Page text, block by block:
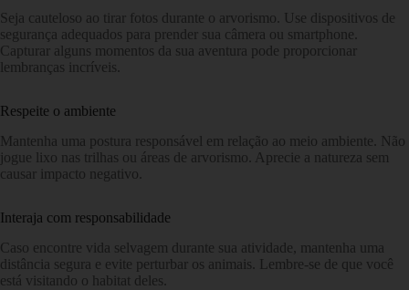
Seja cauteloso ao tirar fotos durante o arvorismo. Use dispositivos de
segurança adequados para prender sua câmera ou smartphone.
Capturar alguns momentos da sua aventura pode proporcionar
lembranças incríveis.
Respeite o ambiente
Mantenha uma postura responsável em relação ao meio ambiente. Não
jogue lixo nas trilhas ou áreas de arvorismo. Aprecie a natureza sem
causar impacto negativo.
Interaja com responsabilidade
Caso encontre vida selvagem durante sua atividade, mantenha uma
distância segura e evite perturbar os animais. Lembre-se de que você
está visitando o habitat deles.